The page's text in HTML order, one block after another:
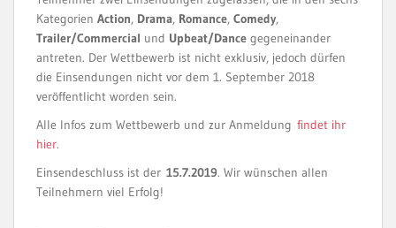
Kategorien Action, Drama, Romance, Comedy,
Trailer/Commercial und Upbeat/Dance gegeneinander
antreten. Der Wettbewerb ist nicht exklusiv, jedoch dürfen
die Einsendungen nicht vor dem 1. September 2018
veröffentlicht worden sein.
Alle Infos zum Wettbewerb und zur Anmeldung findet ihr
hier.
Einsendeschluss ist der 15.7.2019. Wir wünschen allen
Teilnehmern viel Erfolg!